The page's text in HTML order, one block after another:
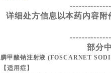
详细处方信息以本药内容
部分
膦甲酸钠注射液 (FOSCARNET
【适用症】